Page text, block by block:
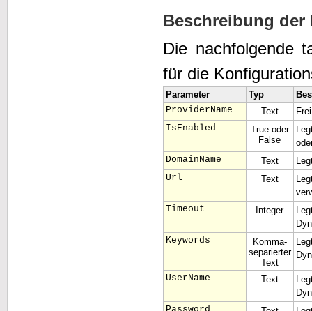
Beschreibung der
Die nachfolgende
für die
Parameter Typ
ProviderName
Text
IsEnabled
True oder
False
DomainName
Text
Url
Text
Timeout
Integer
Keywords
Komma-
separierter
Text
UserName Text